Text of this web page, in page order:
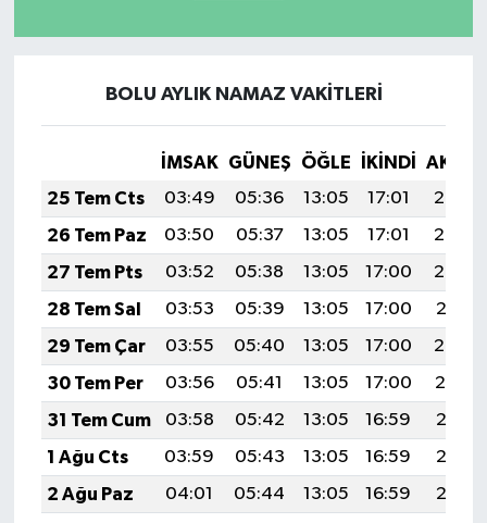
BOLU AYLIK NAMAZ VAKITLERI
İMSAK GÜNEŞ ÖĞLE İKINDI
25 Tem Cts
03:49 05:36 13:05 17:01
20:24
26 Tem Paz
03:50 05:37 13:05 17:01
20:23
27 Tem Pts
03:52 05:38 13:05 17:00
20:22
28 Tem Sal
03:53 05:39 13:05 17:00
20:21
29 Tem Çar
03:55 05:40 13:05 17:00
20:20
30 Tem Per
03:56 05:41 13:05 17:00
20:19
31 Tem Cum
03:58 05:42 13:05 16:59
20:18
1 Ağu Cts
03:59 05:43 13:05 16:59
20:17
2 Ağu Paz
04:01 05:44 13:05 16:59
20:16